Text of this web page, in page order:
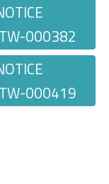
000382
000419